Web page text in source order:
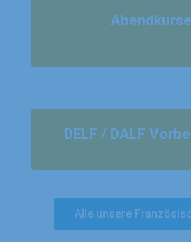
Abendkurse
DELF / DALF
Alle unsere